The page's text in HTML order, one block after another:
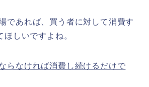
であれば、買う者に対して消費す
ほしいですよね。
らなければ消費し続けるだけで